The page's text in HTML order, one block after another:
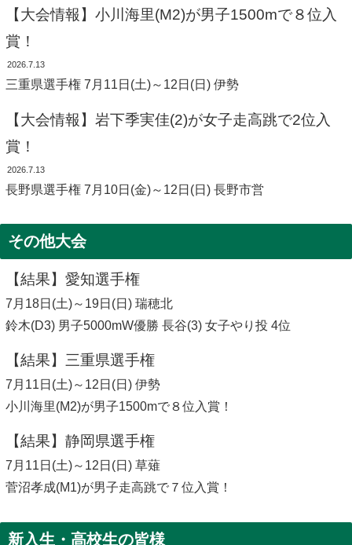
【大会情報】小川海里(M2)が男子1500mで８位入
賞！
2026.7.13
三重県選手権 7月11日(土)～12日(日) 伊勢
【大会情報】岩下季実佳(2)が女子走高跳で2位入
賞！
2026.7.13
長野県選手権 7月10日(金)～12日(日) 長野市営
その他大会
【結果】愛知選手権
7月18日(土)～19日(日) 瑞穂北
鈴木(D3) 男子5000mW優勝 長谷(3) 女子やり投 4位
【結果】三重県選手権
7月11日(土)～12日(日) 伊勢
小川海里(M2)が男子1500mで８位入賞！
【結果】静岡県選手権
7月11日(土)～12日(日) 草薙
菅沼孝成(M1)が男子走高跳で７位入賞！
新入生・高校生の皆様